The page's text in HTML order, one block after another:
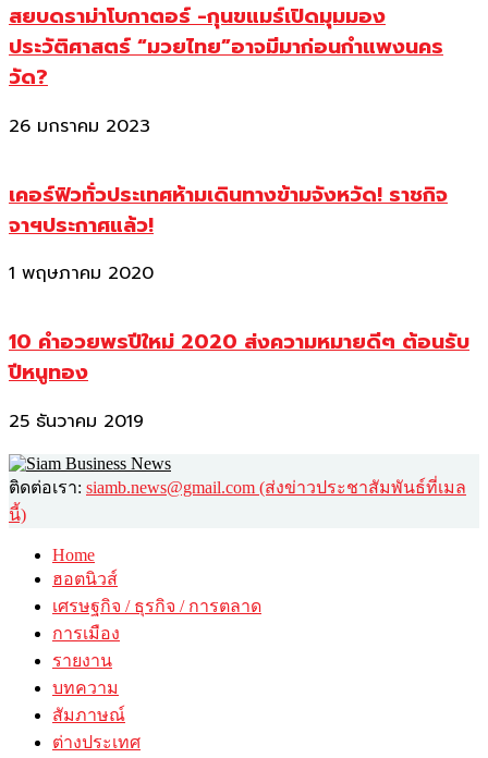
สยบดราม่าโบกาตอร์ -กุนขแมร์เปิดมุมมอง
ประวัติศาสตร์ “มวยไทย”อาจมีมาก่อนกำแพงนคร
วัด?
26 มกราคม 2023
เคอร์ฟิวทั่วประเทศห้ามเดินทางข้ามจังหวัด! ราชกิจ
จาฯประกาศแล้ว!
1 พฤษภาคม 2020
10 คำอวยพรปีใหม่ 2020 ส่งความหมายดีๆ ต้อนรับ
ปีหนูทอง
25 ธันวาคม 2019
ติดต่อเรา: siamb.news@gmail.com (ส่งข่าวประชาสัมพันธ์ที่เมล
นี้)
Home
ฮอตนิวส์
เศรษฐกิจ / ธุรกิจ / การตลาด
การเมือง
รายงาน
บทความ
สัมภาษณ์
ต่างประเทศ